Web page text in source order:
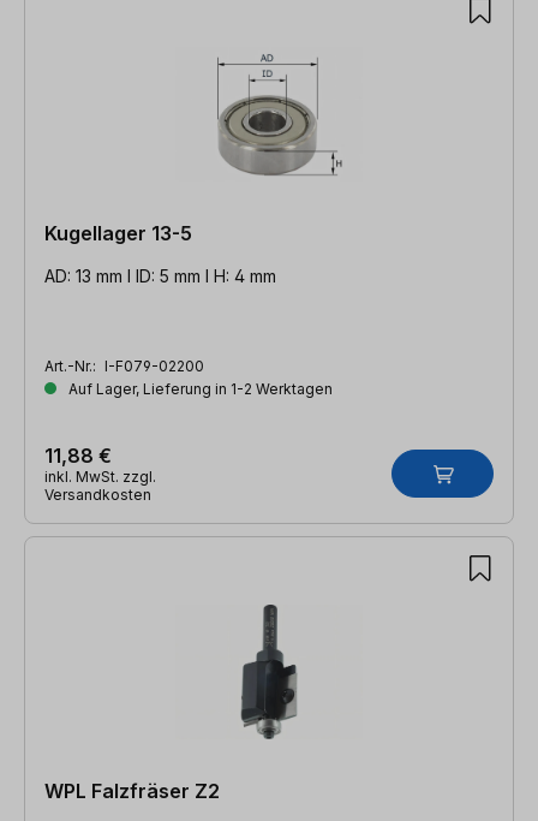
Kugellager 13-5
AD: 13 mm l ID: 5 mm l H: 4 mm
Art.-Nr.: I-F079-02200
Auf Lager, Lieferung in 1-2 Werktagen
11,88 €
inkl. MwSt. zzgl.
Versandkosten
WPL Falzfräser Z2